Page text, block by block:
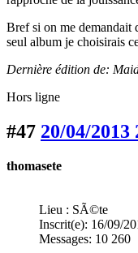
Bref si on me demandait
seul album je choisirais
Dernière édition de:
Hors ligne
#47 20/04/2013
thomasete
Lieu : SÃ©te
Inscrit(e): 16/09/
Messages: 10 260